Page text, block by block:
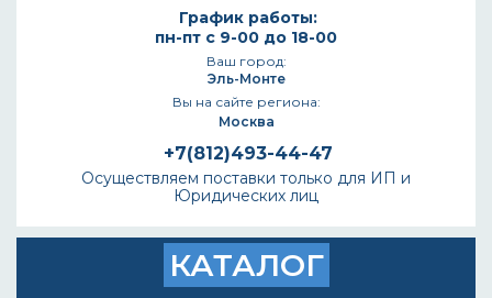
График работы:
пн-пт с 9-00 до 18-00
Ваш город:
Эль-Монте
Вы на сайте региона:
Москва
+7(812)493-44-47
Осуществляем поставки только для ИП и
Юридических лиц
КАТАЛОГ